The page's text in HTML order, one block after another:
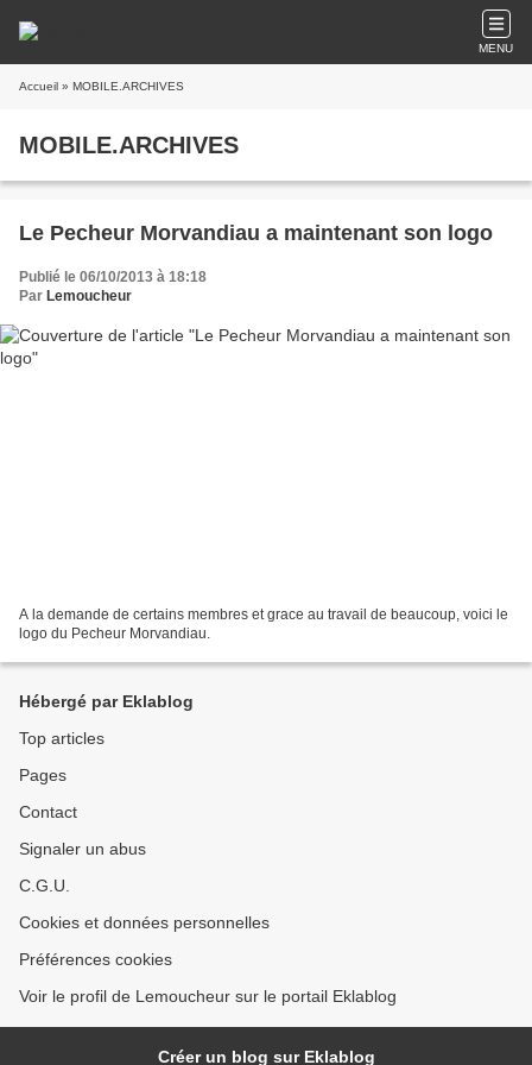
MENU
Accueil » MOBILE.ARCHIVES
MOBILE.ARCHIVES
Le Pecheur Morvandiau a maintenant son logo
Publié le 06/10/2013 à 18:18
Par Lemoucheur
A la demande de certains membres et grace au travail de beaucoup, voici le
logo du Pecheur Morvandiau.
Hébergé par Eklablog
Top articles
Pages
Contact
Signaler un abus
C.G.U.
Cookies et données personnelles
Préférences cookies
Voir le profil de Lemoucheur sur le portail Eklablog
Créer un blog sur Eklablog